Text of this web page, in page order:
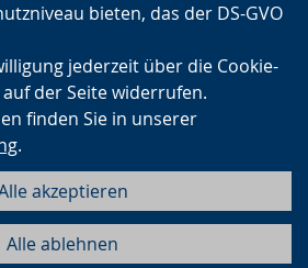
bieten, das der DS-GVO
jederzeit über die Cookie-
der Seite widerrufen.
finden Sie in unserer
.
akzeptieren
Alle ablehnen